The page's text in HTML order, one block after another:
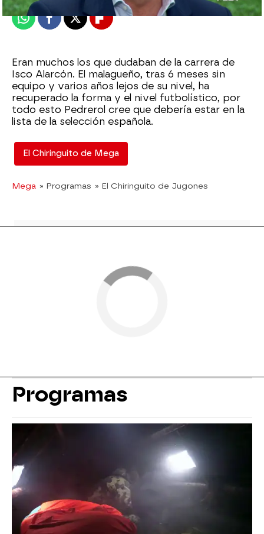
WhatsappFacebook
X Flipboard
Eran muchos los que dudaban de la carrera de
Isco Alarcón. El malagueño, tras 6 meses sin
equipo y varios años lejos de su nivel, ha
recuperado la forma y el nivel futbolístico, por
todo esto Pedrerol cree que debería estar en la
lista de la selección española.
El Chiringuito de Mega
Mega » Programas » El Chiringuito de Jugones
Programas